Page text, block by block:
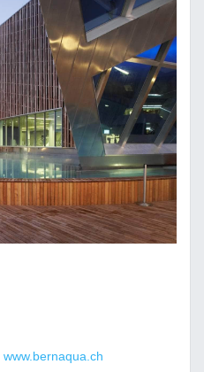
www.bernaqua.ch